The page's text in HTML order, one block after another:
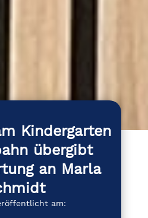
Kindergarten
übergibt
an Marla
am: